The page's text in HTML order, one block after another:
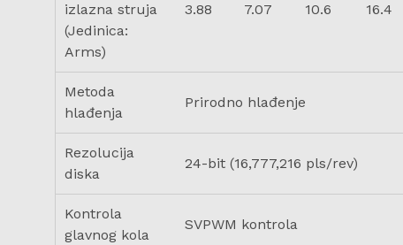
izlazna struja
(Jedinica:
Arms)
3.88 7.07 10.6 16.4
Metoda
hlađenja
Prirodno hlađenje
Rezolucija
diska
24-bit (16,777,216 pls/rev)
Kontrola
glavnog kola
SVPWM kontrola